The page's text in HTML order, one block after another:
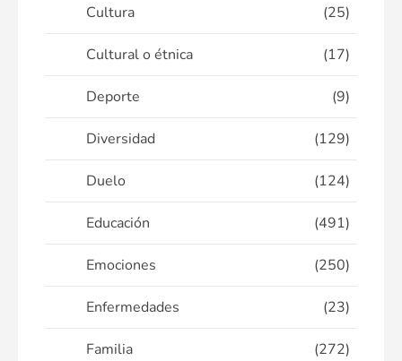
Cultura (25)
Cultural o étnica (17)
Deporte (9)
Diversidad (129)
Duelo (124)
Educación (491)
Emociones (250)
Enfermedades (23)
Familia (272)